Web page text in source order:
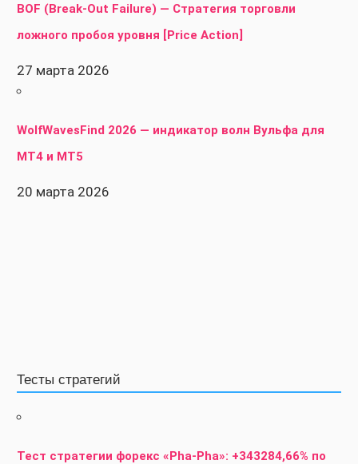
BOF (Break-Out Failure) — Стратегия торговли
ложного пробоя уровня [Price Action]
27 марта 2026
WolfWavesFind 2026 — индикатор волн Вульфа для
MT4 и MT5
20 марта 2026
Тесты стратегий
Тест стратегии форекс «Pha-Pha»: +343284,66% по